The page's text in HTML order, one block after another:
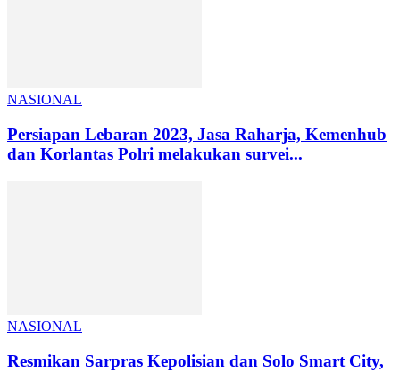
NASIONAL
Persiapan Lebaran 2023, Jasa Raharja, Kemenhub
dan Korlantas Polri melakukan survei...
NASIONAL
Resmikan Sarpras Kepolisian dan Solo Smart City,